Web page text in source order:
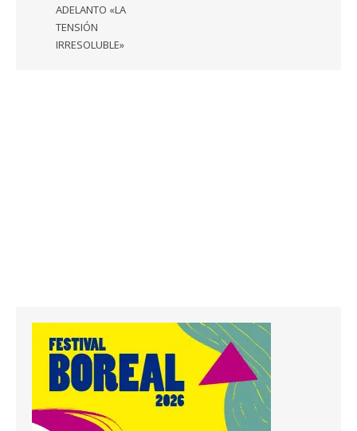
ADELANTO «LA
TENSIÓN
IRRESOLUBLE»